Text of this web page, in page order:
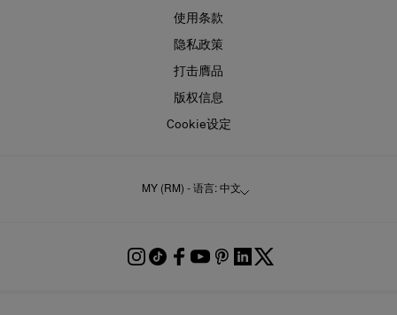
使用条款
隐私政策
打击膺品
版权信息
Cookie设定
MY (RM) - 语言: 中文